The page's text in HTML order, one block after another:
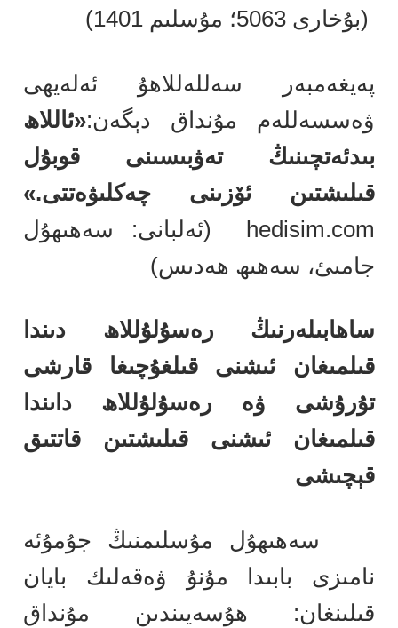
(بۇخارى 5063؛ مۇسلىم 1401)
پەيغەمبەر سەللەللاھۇ ئەلەيھى
ۋەسسەللەم مۇنداق دېگەن:«ئاللاھ
بىدئەتچىنىڭ تەۋبىسىنى قوبۇل
قىلىشتىن ئۆزىنى چەكلىۋەتتى.»
hedisim.com (ئەلبانى: سەھىھۇل
جامىئ، سەھىھ ھەدىس)
ساھابىلەرنىڭ رەسۇلۇللاھ دىندا
قىلمىغان ئىشنى قىلغۇچىغا قارشى
تۇرۇشى ۋە رەسۇلۇللاھ داىندا
قىلمىغان ئىشنى قىلىشتىن قاتتىق
قېچىشى
سەھىھۇل مۇسلىمنىڭ جۇمۇئە
نامىزى بابىدا مۇنۇ ۋەقەلىك بايان
قىلىنغان: ھۇسەيىندىن مۇنداق